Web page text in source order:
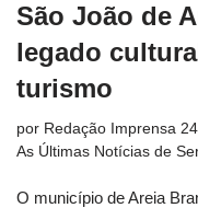
São João de
legado
turismo
por Redação Imprensa
As Últimas Notícias de
O município de Areia